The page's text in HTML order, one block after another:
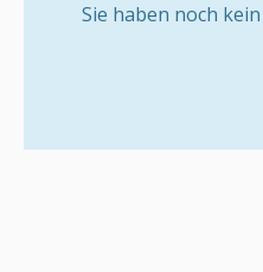
Sie haben noch